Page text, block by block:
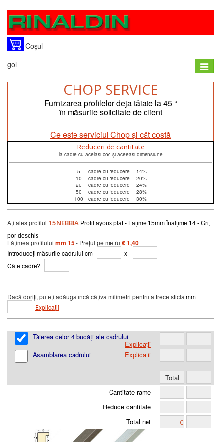
Coșul
gol
Toggle
CHOP SERVICE
Furnizarea profilelor deja tăiate la 45 °
în măsurile solicitate de client
Ce este serviciul Chop și cât costă
Reduceri de cantitate
la cadre cu același cod și aceeași dimensiune
5 cadre cu reducere
14%
10
cadre cu reducere
20%
20
cadre cu reducere
24%
50
cadre cu reducere
28%
100
cadre cu reducere 30%
Ați ales profilul 15NEBBIA Profil ayous plat - Lățime 15mm Înălțime 14 - Gri,
por deschis
Lățimea profilului mm 15- Prețul pe metru € 1,40
Introduceți măsurile cadrului cm
x
Câte cadre?
Dacă doriți, puteți adăuga încă câțiva milimetri pentru a trece sticla mm
Explicații
Tăierea celor 4 bucăți ale cadrului
Explicații
Asamblarea cadrului
Explicații
Cantitate rame
Reduce cantitate
Total net